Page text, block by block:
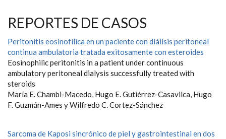
REPORTES DE CASOS
Peritonitis eosinofílica en un paciente con diálisis peritoneal
continua ambulatoria tratada exitosamente con esteroides
Eosinophilic peritonitis in a patient under continuous
ambulatory peritoneal dialysis successfully treated with
steroids
María E. Chambi-Macedo, Hugo E. Gutiérrez-Casavilca, Hugo
F. Guzmán-Ames y Wilfredo C. Cortez-Sánchez
Sarcoma de Kaposi sincrónico de piel y gastrointestinal en dos